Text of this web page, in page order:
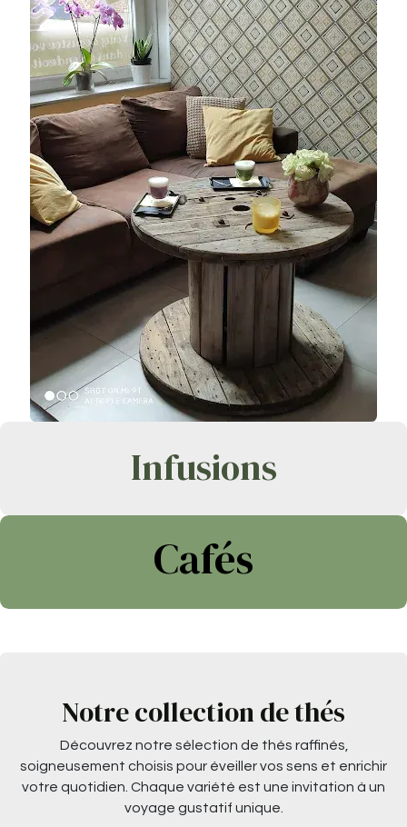
Infusions
Cafés
Notre collection de thés
Découvrez notre sélection de thés raffinés,
soigneusement choisis pour éveiller vos sens et enrichir
votre quotidien. Chaque variété est une invitation à un
voyage gustatif unique.